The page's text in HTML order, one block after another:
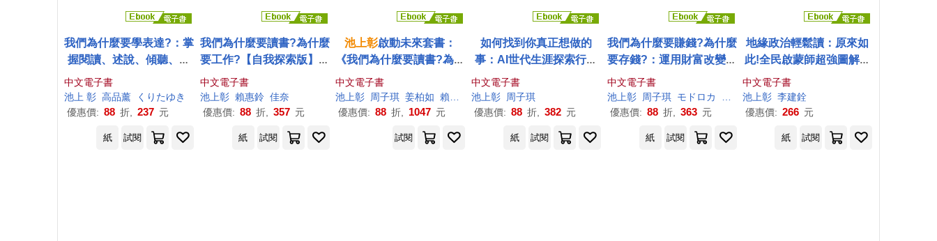
我們為什麼要學表達?：掌
握閱讀、述說、傾聽、寫
作四大能力，讓你有自
信、受歡迎、打動人心、
更有競爭力 (電子書)
中文電子書
池上 彰 高品薰
くりたゆき
優惠價: 88 折, 237 元
我們為什麼要讀書?為什麼
要工作?【自我探索版】：
為了得到幸福，希望你能
好好思考這些事 (電子書)
中文電子書
池上彰 賴惠鈴 佳奈
優惠價: 88 折, 357 元
池上彰啟動未來套書：
《我們為什麼要讀書?為什
麼要工作?》+《我們為什
麼要賺錢?為什麼要存
錢?》+《我們為什麼要懷
子書)
中文電子書
池上彰 周子琪 姜柏如 賴惠鈴 モドロカ 佳奈
優惠價: 88 折, 1047 元
如何找到你真正想做的
事：AI世代生涯探索行動
指南 (電子書)
中文電子書
池上彰
周子琪
優惠價: 88 折, 382 元
我們為什麼要賺錢?為什麼
要存錢?：運用財富改變未
來，了解世界與自己的金
錢理財課 (電子書)
中文電子書
池上彰 周子琪 モドロカ
優惠價: 88 折, 363 元
地緣政治輕鬆讀：原來如
此!全民啟蒙師超強圖解，
60張秒懂全世界! (電子書)
中文電子書
池上彰 李建銓
優惠價: 266 元
紙 試閱 紙 試閱 試閱 紙 試閱 紙 試閱 紙 試閱